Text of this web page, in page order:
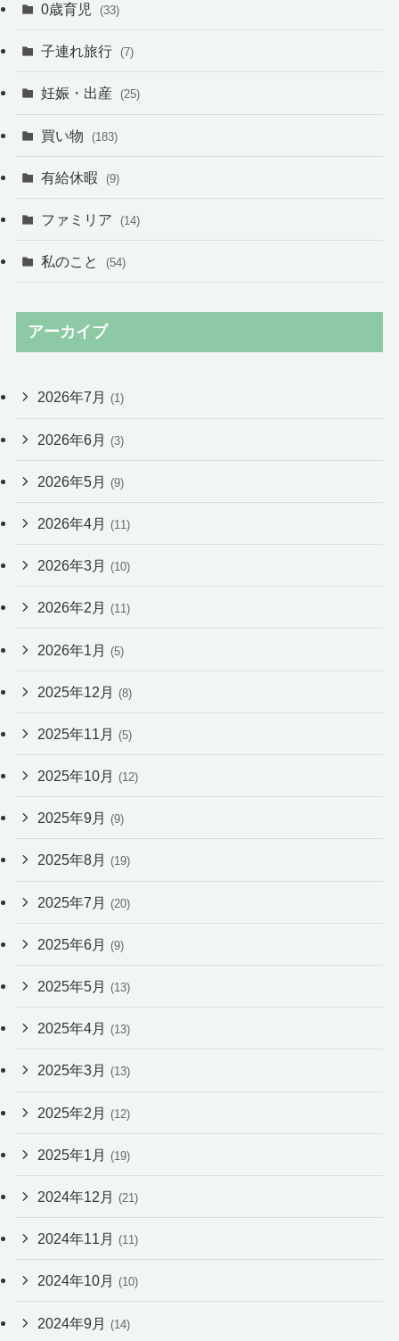
0歳育児 (33)
子連れ旅行 (7)
妊娠・出産 (25)
買い物 (183)
有給休暇 (9)
ファミリア (14)
私のこと (54)
アーカイブ
2026年7月 (1)
2026年6月 (3)
2026年5月 (9)
2026年4月 (11)
2026年3月 (10)
2026年2月 (11)
2026年1月 (5)
2025年12月 (8)
2025年11月 (5)
2025年10月 (12)
2025年9月 (9)
2025年8月 (19)
2025年7月 (20)
2025年6月 (9)
2025年5月 (13)
2025年4月 (13)
2025年3月 (13)
2025年2月 (12)
2025年1月 (19)
2024年12月 (21)
2024年11月 (11)
2024年10月 (10)
2024年9月 (14)